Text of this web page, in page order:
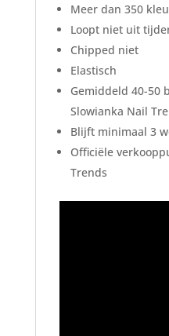
Meer dan 350
Loopt niet uit
Chipped niet
Elastisch
Gemiddeld 40-50
Slowianka Nail
Blijft minimaal 3
Officiële
Trends